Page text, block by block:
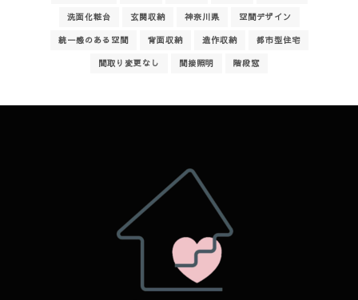
洗面化粧台 玄関収納 神奈川県 空間デザイン
統一感のある空間 背面収納 造作収納 都市型住宅
間取り変更なし 間接照明 階段窓